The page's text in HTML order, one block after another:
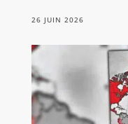
26 JUIN 2026